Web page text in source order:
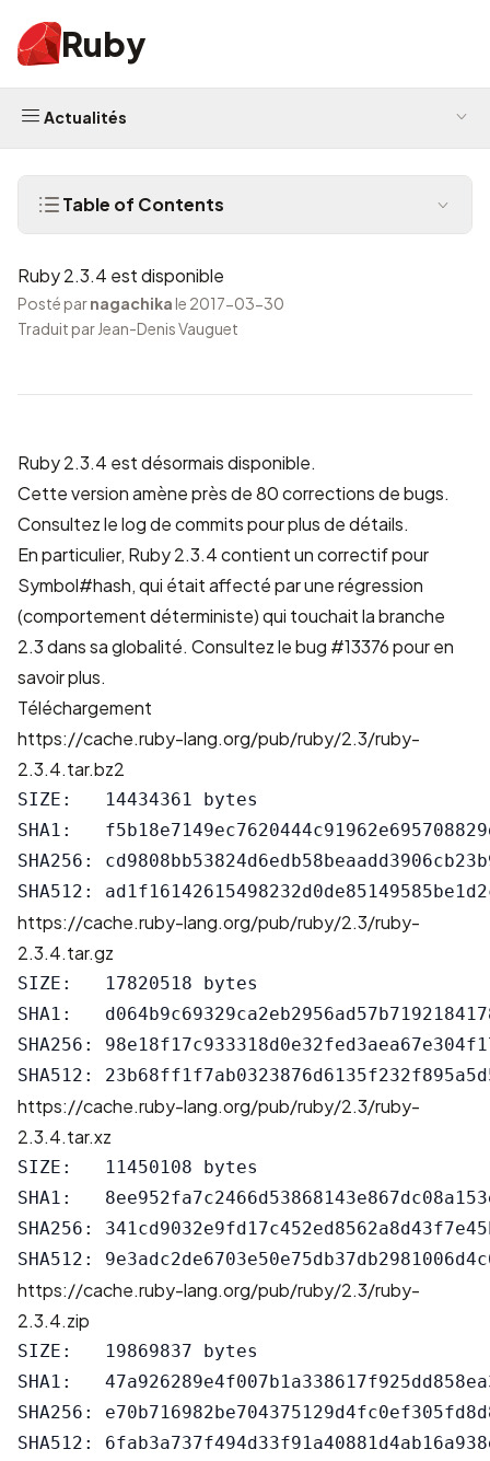
Ruby
Actualités
Table of Contents
Ruby 2.3.4 est disponible
Posté parnagachika le 2017-03-30
Traduit par Jean-Denis Vauguet
Ruby 2.3.4 est désormais disponible.
Cette version amène près de 80 corrections de bugs.
Consultez lelog de commitspour plus de détails.
En particulier, Ruby 2.3.4 contient un correctif pour
Symbol#hash, qui était affecté par une régression
(comportement déterministe) qui touchait la branche
2.3 dans sa globalité. Consultezle bug #13376pour en
savoir plus.
Téléchargement
https://cache.ruby-lang.org/pub/ruby/2.3/ruby-
2.3.4.tar.bz2
SIZE:   14434361 bytes
SHA1:
SHA256:
https://cache.ruby-lang.org/pub/ruby/2.3/ruby-
2.3.4.tar.gz
SIZE:   17820518 bytes
SHA1:
SHA256:
https://cache.ruby-lang.org/pub/ruby/2.3/ruby-
2.3.4.tar.xz
SIZE:   11450108 bytes
SHA1:
SHA256:
https://cache.ruby-lang.org/pub/ruby/2.3/ruby-
2.3.4.zip
SIZE:   19869837 bytes
SHA1:
SHA256: